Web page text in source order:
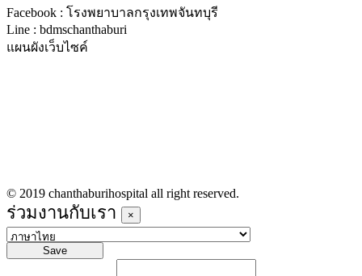
Facebook : โรงพยาบาลกรุงเทพจันทบุรี
Line : bdmschanthaburi
แผนผังเว็บไซค์
© 2019 chanthaburihospital all right reserved.
ร่วมงานกับเรา ×
Save